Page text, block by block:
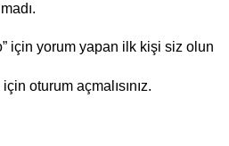
için yorum yapan ilk kişi siz olun
için oturum açmalısınız.